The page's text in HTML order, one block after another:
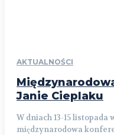
AKTUALNOŚCI
Janie Cieplaku
W dniach 13-15 listopada
międzynarodowa